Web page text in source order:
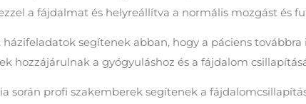
a fájdalmat és helyreállítva a normális mozgást és
segítenek abban, hogy a páciens
hozzájárulnak a gyógyuláshoz és a fájdalom
során profi szakemberek segítenek a